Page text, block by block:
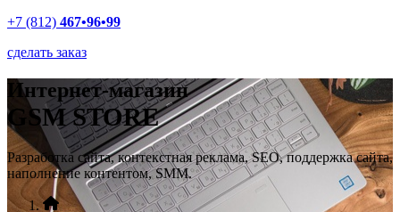
+7 (812) 467•96•99
сделать заказ
Интернет-магазин
GSM STORE
Разработка сайта, контекстная реклама, SEO, поддержка сайта,
наполнение контентом, SMM.